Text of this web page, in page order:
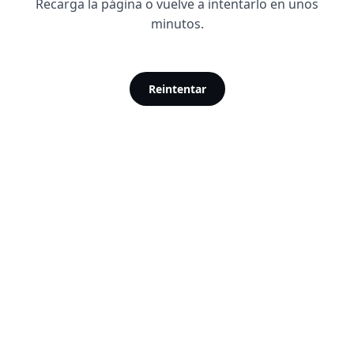
Recarga la página o vuelve a intentarlo en unos
minutos.
Reintentar